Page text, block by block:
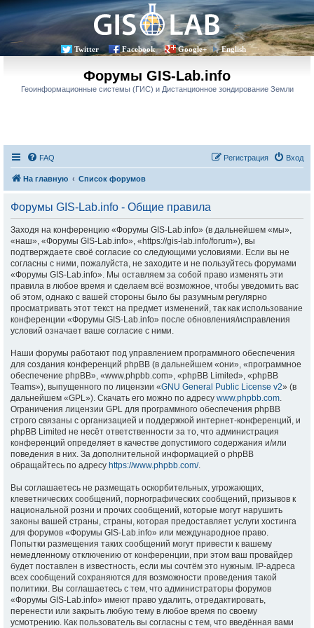
Twitter Facebook Google+ English
Форумы GIS-Lab.info
Геоинформационные системы (ГИС) и Дистанционное зондирование Земли
FAQ Вход
Регистрация
На главную Список форумов
Форумы GIS-Lab.info - Общие правила
Заходя на конференцию «Форумы GIS-Lab.info» (в дальнейшем «мы»,
«наш», «Форумы GIS-Lab.info», «https://gis-lab.info/forum»), вы
подтверждаете своё согласие со следующими условиями. Если вы не
согласны с ними, пожалуйста, не заходите и не пользуйтесь форумами
«Форумы GIS-Lab.info». Мы оставляем за собой право изменять эти
правила в любое время и сделаем всё возможное, чтобы уведомить вас
об этом, однако с вашей стороны было бы разумным регулярно
просматривать этот текст на предмет изменений, так как использование
конференции «Форумы GIS-Lab.info» после обновления/исправления
условий означает ваше согласие с ними.
Наши форумы работают под управлением программного обеспечения
для создания конференций phpBB (в дальнейшем «они», «программное
обеспечение phpBB», «www.phpbb.com», «phpBB Limited», «phpBB
Teams»), выпущенного по лицензии «GNU General Public License v2» (в
дальнейшем «GPL»). Скачать его можно по адресу www.phpbb.com.
Ограничения лицензии GPL для программного обеспечения phpBB
строго связаны с организацией и поддержкой интернет-конференций, и
phpBB Limited не несёт ответственности за то, что администрация
конференций определяет в качестве допустимого содержания и/или
поведения в них. За дополнительной информацией о phpBB
обращайтесь по адресу https://www.phpbb.com/.
Вы соглашаетесь не размещать оскорбительных, угрожающих,
клеветнических сообщений, порнографических сообщений, призывов к
национальной розни и прочих сообщений, которые могут нарушить
законы вашей страны, страны, которая предоставляет услуги хостинга
для форумов «Форумы GIS-Lab.info» или международное право.
Попытки размещения таких сообщений могут привести к вашему
немедленному отключению от конференции, при этом ваш провайдер
будет поставлен в известность, если мы сочтём это нужным. IP-адреса
всех сообщений сохраняются для возможности проведения такой
политики. Вы соглашаетесь с тем, что администраторы форумов
«Форумы GIS-Lab.info» имеют право удалить, отредактировать,
перенести или закрыть любую тему в любое время по своему
усмотрению. Как пользователь вы согласны с тем, что введённая вами